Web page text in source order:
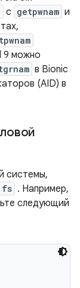
с getpwnam и
9 можно
в Bionic
(AID) в
системы,
. Например,
следующий